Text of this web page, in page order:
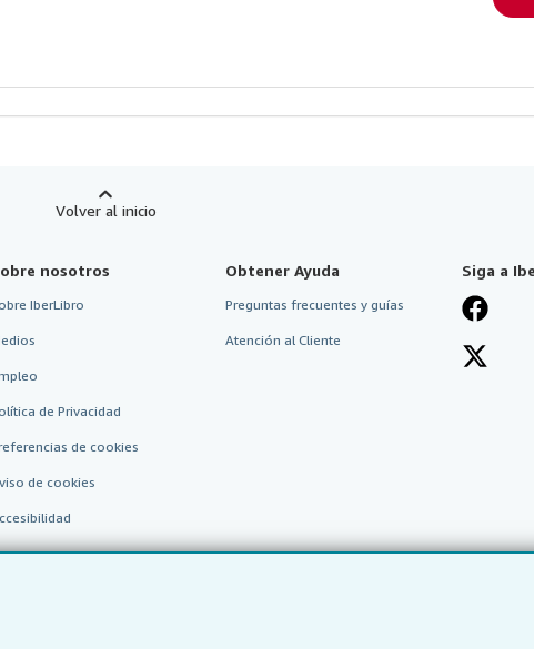
Volver al inicio
nosotros
IberLibro
de Privacidad
de cookies
de cookies
Obtener Ayuda
Preguntas frecuentes y guías
Atención al Cliente
Siga a